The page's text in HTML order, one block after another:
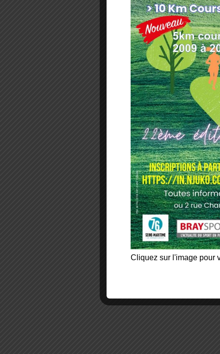
Cliquez sur l'image pour